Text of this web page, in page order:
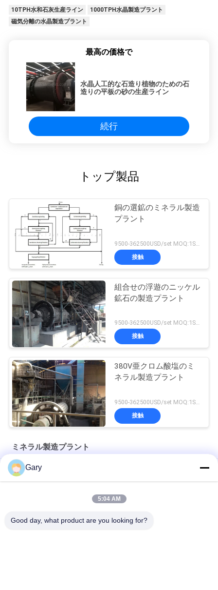
10TPH水和石灰生産ライン
1000TPH水晶製造プラント
磁気分離の水晶製造プラント
最高の価格で
水晶人工的な石造り植物のための石
造りの平板の砂の生産ライン
続行
トップ製品
銅の選鉱のミネラル製造
プラント
接触
組合せの浮遊のニッケル
鉱石の製造プラント
9500-362500USD/set MOQ:1SET
接触
380V亜クロム酸塩のミ
ネラル製造プラント
9500-362500USD/set MOQ:1SET
接触
ミネラル製造プラント
ジルコニア構造陶器
Gary
5:04 AM
Good day, what product are you looking for?